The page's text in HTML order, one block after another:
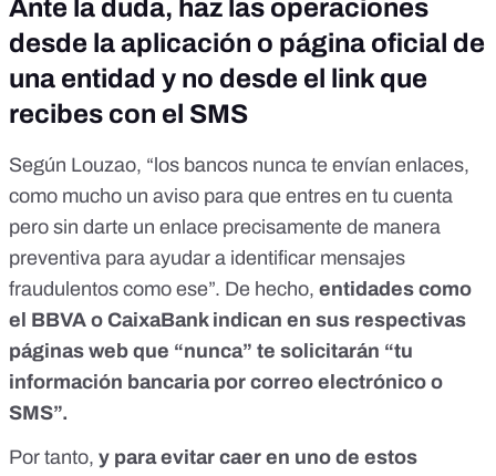
Ante la duda, haz las operaciones
desde la aplicación o página oficial de
una entidad y no desde el link que
recibes con el SMS
Según Louzao, “los bancos nunca te envían enlaces,
como mucho un aviso para que entres en tu cuenta
pero sin darte un enlace precisamente de manera
preventiva para ayudar a identificar mensajes
fraudulentos como ese”. De hecho, entidades como
el BBVA o CaixaBankindican en sus respectivas
páginas web que “nunca” te solicitarán “tu
información bancaria por correo electrónico o
SMS”.
Por tanto, y para evitar caer en uno de estos